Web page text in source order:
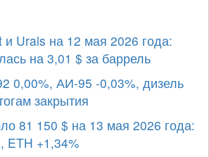
Urals на 12 мая 2026 года:
на 3,01 $ за баррель
0,00%, АИ-95 -0,03%, дизель
закрытия
81 150 $ на 13 мая 2026 года:
ETH +1,34%